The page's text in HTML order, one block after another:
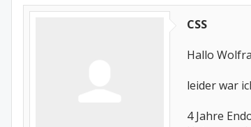
CSS
Hallo
leider war
4 Jahre